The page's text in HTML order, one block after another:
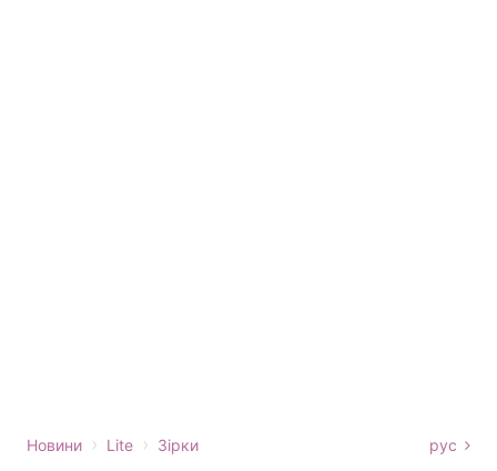
Новини › Lite › Зірки рус